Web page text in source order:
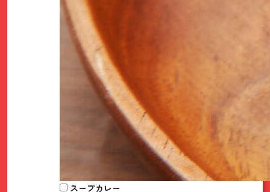
スープカレー